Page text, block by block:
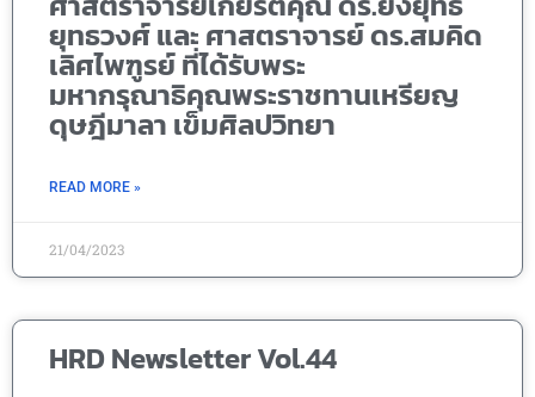
ยุทธวงศ์ และ ศาสตราจารย์ ดร.สมคิด
เลิศไพฑูรย์ ที่ได้รับพระ
มหากรุณาธิคุณพระราชทานเหรียญ
ดุษฎีมาลา เข็มศิลปวิทยา
READ MORE »
21/04/2023
HRD Newsletter Vol.44